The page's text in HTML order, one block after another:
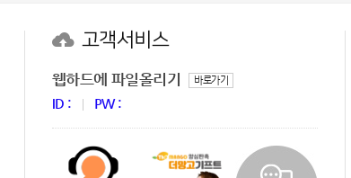
고객서비스
웹하드에 파일올리기 바로가기
ID : PW :